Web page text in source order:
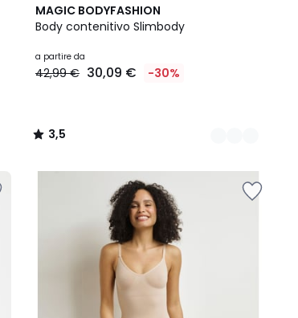
MAGIC BODYFASHION
Body contenitivo Slimbody
a partire da
42,99 € 30,09 € -30%
3,5
/ 5
2
Colori
3,5
/